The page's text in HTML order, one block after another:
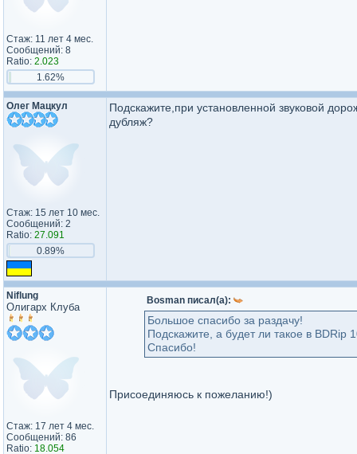
Стаж: 11 лет 4 мес.
Сообщений: 8
Ratio: 2.023
1.62%
Олег Мацкул
Стаж: 15 лет 10 мес.
Сообщений: 2
Ratio: 27.091
0.89%
Подскажите,при установленной звуковой
дубляж?
Niflung
Олигарх Клуба
Стаж: 17 лет 4 мес.
Сообщений: 86
Ratio: 18.054
Bosman писал(а):
Большое спасибо за раздачу!
Подскажите, а будет ли такое в
Спасибо!
Присоединяюсь к пожеланию!)